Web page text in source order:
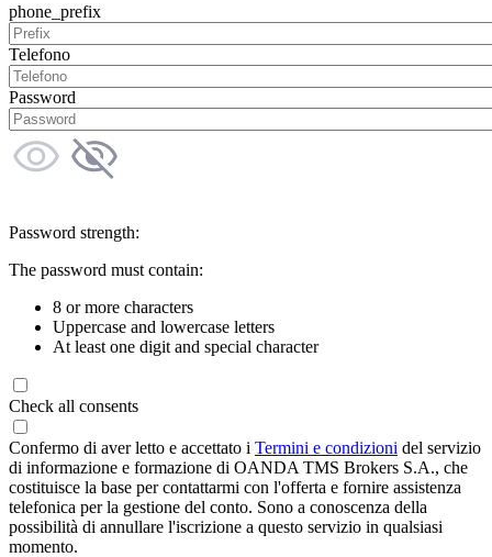
phone_prefix
Telefono
Password
Password strength:
The password must contain:
8 or more characters
Uppercase and lowercase letters
At least one digit and special character
Check all consents
Confermo di aver letto e accettato i Termini e condizioni del servizio
di informazione e formazione di OANDA TMS Brokers S.A., che
costituisce la base per contattarmi con l'offerta e fornire assistenza
telefonica per la gestione del conto. Sono a conoscenza della
possibilità di annullare l'iscrizione a questo servizio in qualsiasi
momento.